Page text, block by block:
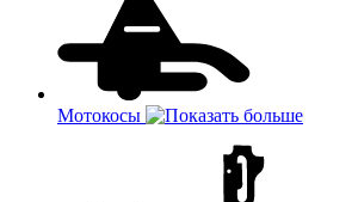
Мотокосы